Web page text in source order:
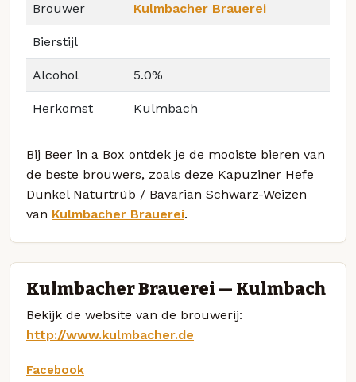
Brouwer Kulmbacher Brauerei
Bierstijl
Alcohol 5.0%
Herkomst Kulmbach
Bij Beer in a Box ontdek je de mooiste bieren van
de beste brouwers, zoals deze Kapuziner Hefe
Dunkel Naturtrüb / Bavarian Schwarz-Weizen
van Kulmbacher Brauerei.
Kulmbacher Brauerei — Kulmbach
Bekijk de website van de brouwerij:
http://www.kulmbacher.de
Facebook